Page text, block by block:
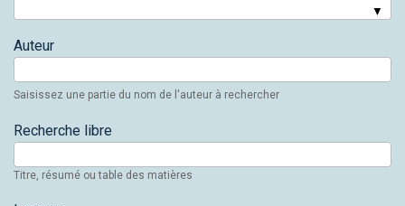
Auteur
Saisissez une partie du nom de l'auteur à rechercher
Recherche libre
Titre, résumé ou table des matières